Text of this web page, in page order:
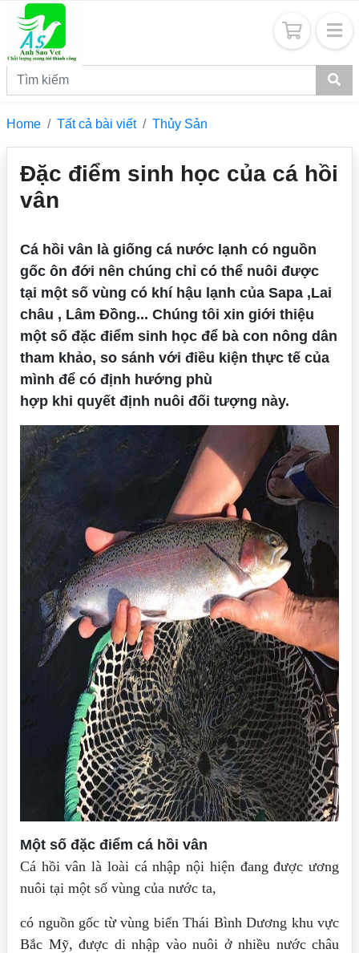
Home Tất cả bài viết Thủy Sản
Đặc điểm sinh học của cá hồi
vân
Cá hồi vân là giống cá nước lạnh có nguồn
gốc ôn đới nên chúng chỉ có thể nuôi được
tại một số vùng có khí hậu lạnh của Sapa ,Lai
châu , Lâm Đồng... Chúng tôi xin giới thiệu
một số đặc điểm sinh học để bà con nông dân
tham khảo, so sánh với điều kiện thực tế của
mình để có định hướng phù
hợp khi quyết định nuôi đối tượng này.
Một số đặc điểm cá hồi vân
Cá hồi vân là loài cá nhập nội hiện đang được ương
nuôi tại một số vùng của nước ta,
có nguồn gốc từ vùng biển Thái Bình Dương khu vực
Bắc Mỹ, được di nhập vào nuôi ở nhiều nước châu